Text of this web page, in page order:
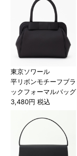
東京ソワール
平リボンモチーフブラ
ックフォーマルバッグ
3,480円 税込